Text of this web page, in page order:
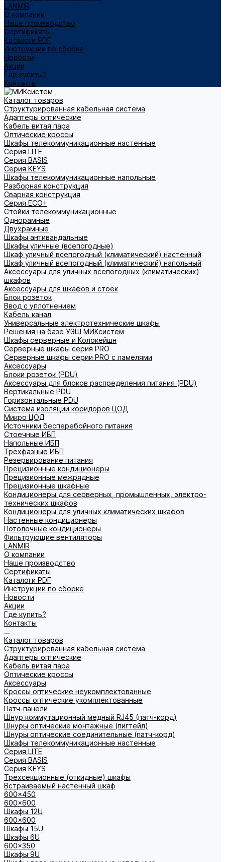
LANMIR
О компании
Наше производство
Сертификаты
Каталоги PDF
Инструкции по сборке
Новости
Акции
Где купить?
Контакты
Каталог товаров
Структурированная кабельная система
Адаптеры оптические
Кабель витая пара
Оптические кроссы
Шкафы телекоммуникационные настенные
Cерия LITE
Cерия BASIS
Cерия KEYS
Шкафы телекоммуникационные напольные
Разборная конструкция
Сварная конструкция
Серия ECO+
Стойки телекоммуникационные
Однорамные
Двухрамные
Шкафы антивандальные
Шкафы уличные (всепогодные)
Шкаф уличный всепогодный (климатический) настенный
Шкаф уличный всепогодный (климатический) напольный
Аксессуары для уличных всепогодных (климатических)
шкафов
Аксессуары для шкафов и стоек
Блок розеток
Ввод с уплотнением
Кабель канал
Универсальные электротехнические шкафы
Решения на базе УЭШ МИКсистем
Шкафы серверные и Колокейшн
Серверные шкафы серия PRO
Серверные шкафы серии PRO с ламелями
Аксессуары
Блоки розеток (PDU)
Аксессуары для блоков распределения питания (PDU)
Вертикальные PDU
Горизонтальные PDU
Система изоляции коридоров ЦОД
Микро ЦОД
Источники бесперебойного питания
Стоечные ИБП
Напольные ИБП
Трёхфазные ИБП
Резервирование питания
Прецизионные кондиционеры
Прецизионные межрядные
Прецизионные шкафные
Кондиционеры для серверных, промышленных, электро-
технических шкафов
Кондиционеры для уличных климатических шкафов
Настенные кондиционеры
Потолочные кондиционеры
Фильтрующие вентиляторы
LANMIR
О компании
Наше производство
Сертификаты
Каталоги PDF
Инструкции по сборке
Новости
Акции
Где купить?
Контакты
...
Каталог товаров
Структурированная кабельная система
Адаптеры оптические
Кабель витая пара
Оптические кроссы
Аксессуары
Кроссы оптические неукомплектованные
Кроссы оптические укомплектованные
Патч-панели
Шнур коммутационный медный RJ45 (патч-корд)
Шнуры оптические монтажные (пигтейл)
Шнуры оптические соединительные (патч-корд)
Шкафы телекоммуникационные настенные
Cерия LITE
Cерия BASIS
Cерия KEYS
Трехсекционные (откидные) шкафы
Встраиваемый настенный шкаф
600x450
600x600
Шкафы 12U
600x600
Шкафы 15U
Шкафы 6U
600x350
Шкафы 9U